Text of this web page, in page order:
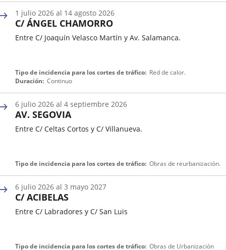
una
incidencia
tráfico
C/ ÁNGEL CHAMORRO
Entre C/ Joaquín Velasco Martín y Av. Salamanca.
Fecha
de
una
incidencia
tráfico
1 julio 2026 al 14 agosto 2026
Tipo de incidencia para los cortes de tráfico Red de calor.
Duración Continuo
AV. SEGOVIA
Entre C/ Celtas Cortos y C/ Villanueva.
Fecha
de
una
de
6 julio 2026 al 4 septiembre 2026
Tipo de incidencia para los cortes de tráfico Obras de reurbanización.
C/ ACIBELAS
Entre C/ Labradores y C/ San Luis
Fecha
6 julio 2026 al 3 mayo 2027
Tipo de incidencia para los cortes de tráfico Obras de Urbanización